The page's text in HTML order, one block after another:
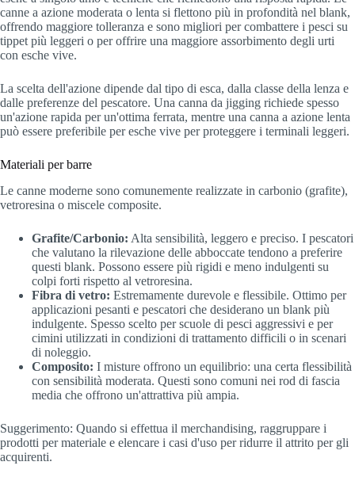
canne a azione moderata o lenta si flettono più in profondità nel blank,
offrendo maggiore tolleranza e sono migliori per combattere i pesci su
tippet più leggeri o per offrire una maggiore assorbimento degli urti
con esche vive.
La scelta dell'azione dipende dal tipo di esca, dalla classe della lenza e
dalle preferenze del pescatore. Una canna da jigging richiede spesso
un'azione rapida per un'ottima ferrata, mentre una canna a azione lenta
può essere preferibile per esche vive per proteggere i terminali leggeri.
Materiali per barre
Le canne moderne sono comunemente realizzate in carbonio (grafite),
vetroresina o miscele composite.
Grafite/Carbonio: Alta sensibilità, leggero e preciso. I pescatori
che valutano la rilevazione delle abboccate tendono a preferire
questi blank. Possono essere più rigidi e meno indulgenti su
colpi forti rispetto al vetroresina.
Fibra di vetro: Estremamente durevole e flessibile. Ottimo per
applicazioni pesanti e pescatori che desiderano un blank più
indulgente. Spesso scelto per scuole di pesci aggressivi e per
cimini utilizzati in condizioni di trattamento difficili o in scenari
di noleggio.
Composito: I misture offrono un equilibrio: una certa flessibilità
con sensibilità moderata. Questi sono comuni nei rod di fascia
media che offrono un'attrattiva più ampia.
Suggerimento: Quando si effettua il merchandising, raggruppare i
prodotti per materiale e elencare i casi d'uso per ridurre il attrito per gli
acquirenti.